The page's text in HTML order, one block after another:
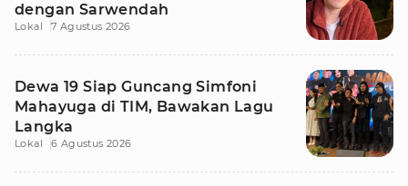
dengan Sarwendah
Lokal 7 Agustus 2026
Dewa 19 Siap Guncang Simfoni
Mahayuga di TIM, Bawakan Lagu
Langka
Lokal 6 Agustus 2026